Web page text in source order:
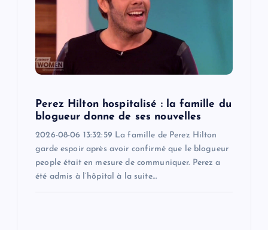
Perez Hilton hospitalisé : la famille du
blogueur donne de ses nouvelles
2026-08-06 13:32:59 La famille de Perez Hilton
garde espoir après avoir confirmé que le blogueur
people était en mesure de communiquer. Perez a
été admis à l’hôpital à la suite…